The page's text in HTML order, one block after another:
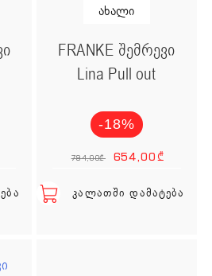
price was:
price
ახალი
FRANKE შემრევი
Lina Pull out
-18%
794,00
₾ 654,00
₾
ᲙᲐᲚᲐᲗᲨᲘ ᲓᲐᲛᲐᲢᲔᲑᲐ